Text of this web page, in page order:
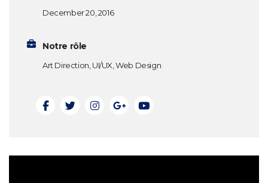
December 20, 2016
Notre rôle
Art Direction, UI/UX, Web Design